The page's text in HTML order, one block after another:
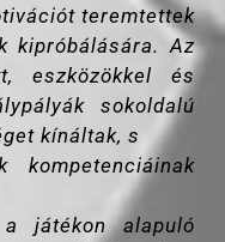
teremtettek
kipróbálására. Az
eszközökkel és
sokoldalú
kínáltak, s
kompetenciáinak
játékon alapuló